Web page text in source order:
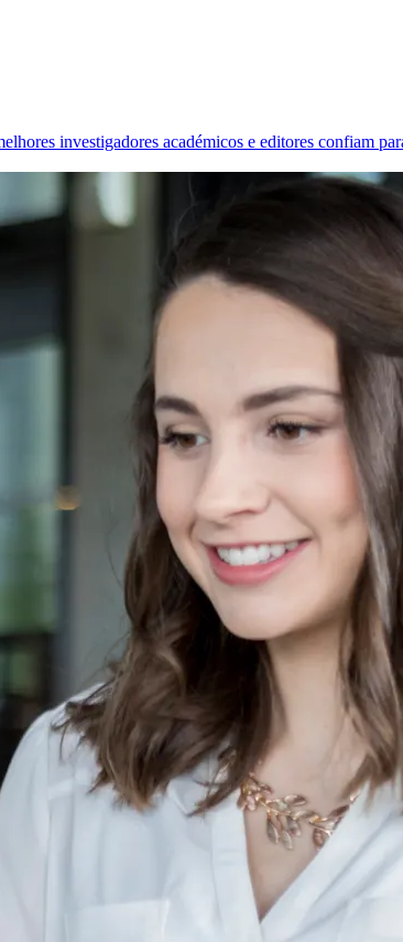
investigadores académicos e editores confiam